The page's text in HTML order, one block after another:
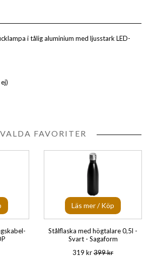
i tålig aluminium med ljusstark LED-
FAVORITER
Läs mer / Köp
Stålflaska med högtalare 0,5l -
Svart - Sagaform
319 kr399 kr